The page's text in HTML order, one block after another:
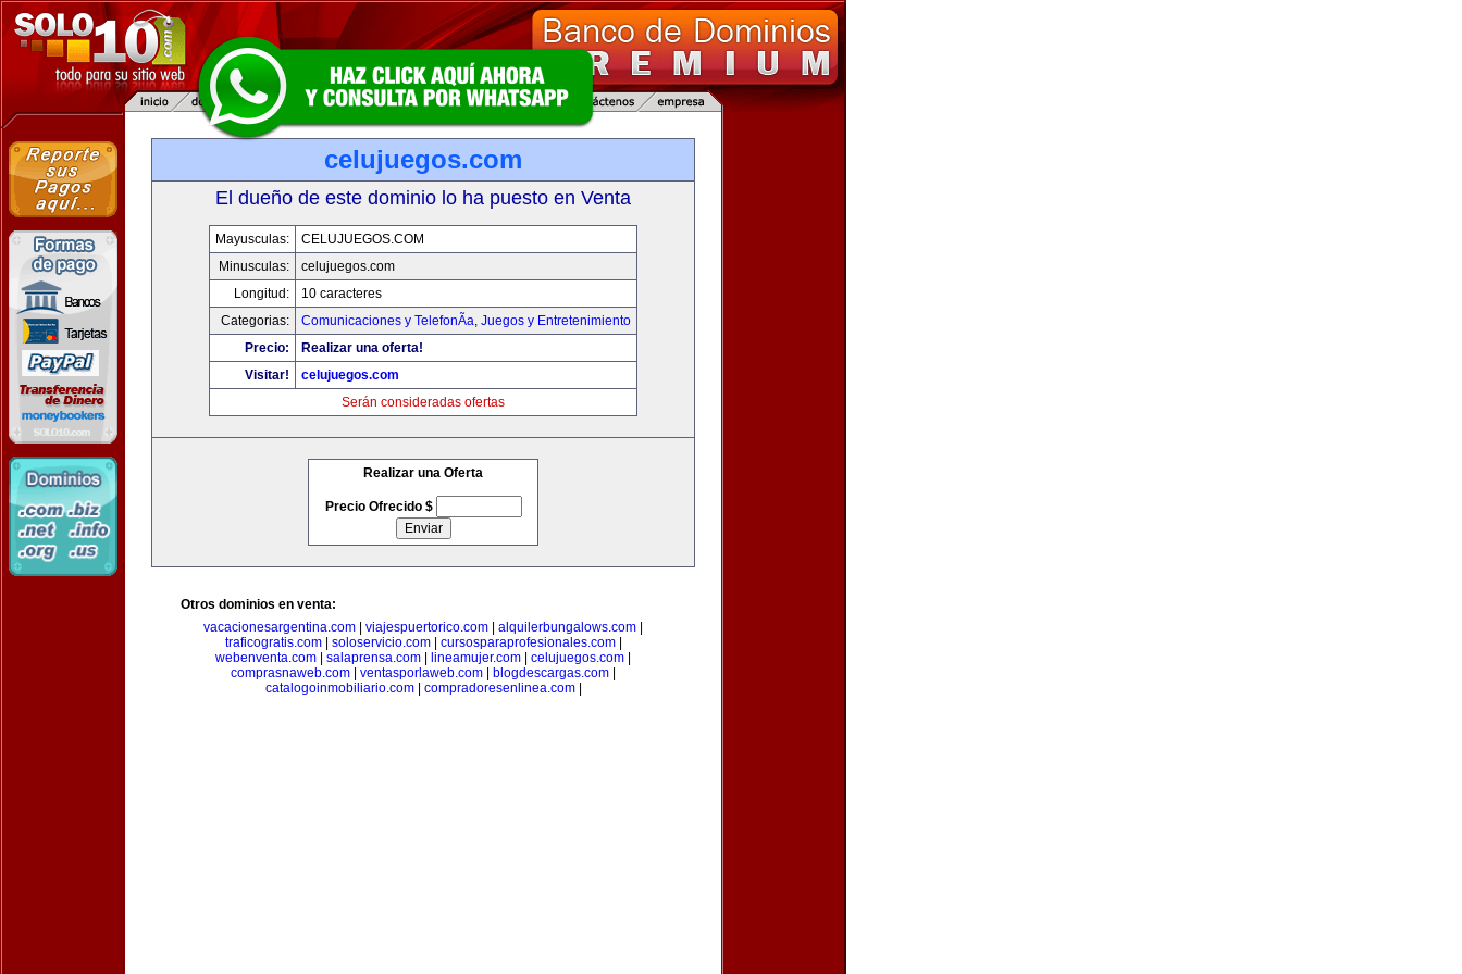
celujuegos.com
El dueño de este dominio lo ha puesto en Venta
Mayusculas:
CELUJUEGOS.COM
Minusculas:
celujuegos.com
Longitud:
10 caracteres
Categorias:
Comunicaciones y TelefonÃ­a, Juegos y Entretenimiento
Precio:
Realizar una oferta!
Visitar!
celujuegos.com
Serán consideradas ofertas
Realizar una Oferta
Precio Ofrecido $
Otros dominios en venta:
vacacionesargentina.com
viajespuertorico.com alquilerbungalows.com
traficogratis.com| soloservicio.com| cursosparaprofesionales.com|
webenventa.com
salaprensa.com lineamujer.com celujuegos.com
comprasnaweb.com
ventasporlaweb.com blogdescargas.com
catalogoinmobiliario.com| compradoresenlinea.com|